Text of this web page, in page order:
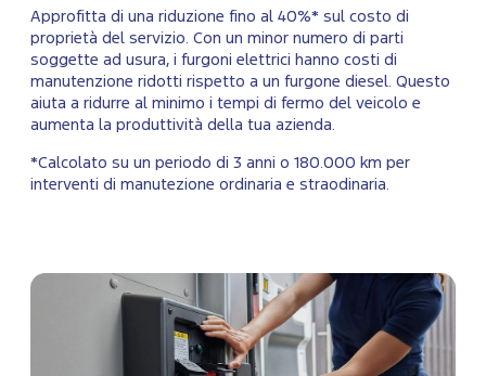
Approfitta di una riduzione fino al 40%* sul costo di
proprietà del servizio. Con un minor numero di parti
soggette ad usura, i furgoni elettrici hanno costi di
manutenzione ridotti rispetto a un furgone diesel. Questo
aiuta a ridurre al minimo i tempi di fermo del veicolo e
aumenta la produttività della tua azienda.
*Calcolato su un periodo di 3 anni o 180.000 km per
interventi di manutezione ordinaria e straodinaria.